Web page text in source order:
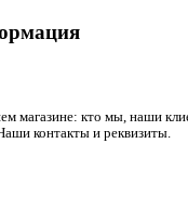
магазине: кто мы, наши
контакты и реквизиты.